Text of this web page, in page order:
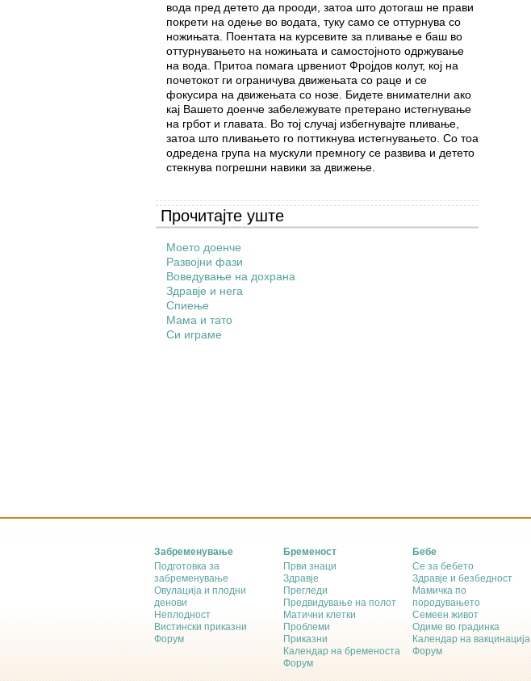
вода пред детето да прооди, затоа што дотогаш не прави
покрети на одење во водата, туку само се оттурнува со
ножињата. Поентата на курсевите за пливање е баш во
оттурнувањето на ножињата и самостојното одржување
на вода. Притоа помага црвениот Фројдов колут, кој на
почетокот ги ограничува движењата со раце и се
фокусира на движењата со нозе. Бидете внимателни ако
кај Вашето доенче забележувате претерано истегнување
на грбот и главата. Во тој случај избегнувајте пливање,
затоа што пливањето го поттикнува истегнувањето. Со тоа
одредена група на мускули премногу се развива и детето
стекнува погрешни навики за движење.
Прочитајте уште
Моето доенче
Развојни фази
Воведување на дохрана
Здравје и нега
Спиење
Мама и тато
Си играме
Забременување
Подготовка за
забременување
Овулација и плодни
денови
Неплодност
Вистински приказни
Форум
Бременост
Први знаци
Здравје
Прегледи
Предвидување на полот
Матични клетки
Проблеми
Приказни
Календар на бременоста
Форум
Бебе
Се за бебето
Здравје и безбедност
Мамичка по
породувањето
Семеен живот
Одиме во градинка
Календар на вакцинација
Форум